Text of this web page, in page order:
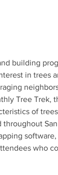
building
in trees
Tree
of
who